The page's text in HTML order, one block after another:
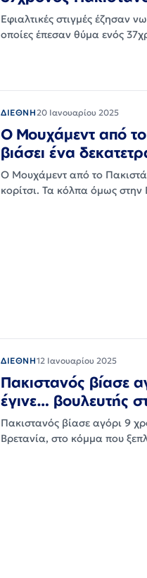
Εφιαλτικές στιγμές έζησαν
οποίες έπεσαν θύμα ενός
ΔΙΕΘΝΗ20 Ιανουαρίου 2025
Ο Μουχάμεντ από το
βιάσει ένα
Ο Μουχάμεντ από το
κορίτσι. Τα κόλπα όμως στην
ΔΙΕΘΝΗ12 Ιανουαρίου 2025
Πακιστανός βίασε
έγινε… βουλευτής
Πακιστανός βίασε αγόρι 9
Βρετανία, στο κόμμα που